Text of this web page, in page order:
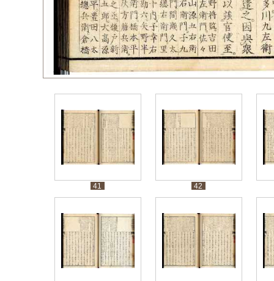
41 42